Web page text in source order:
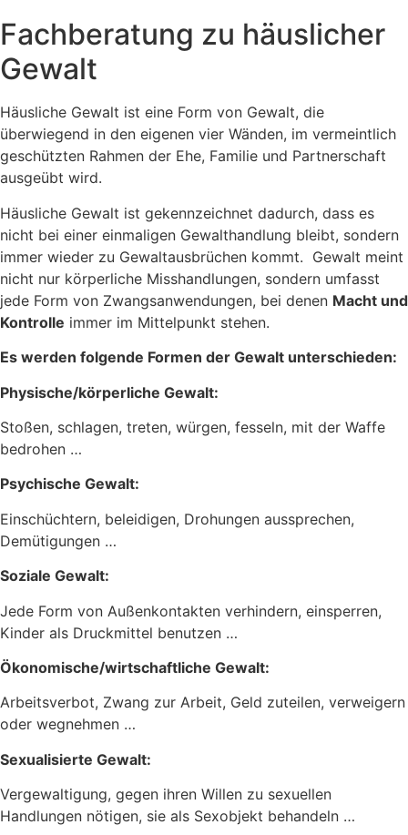
Fachberatung zu häuslicher
Gewalt
Häusliche Gewalt ist eine Form von Gewalt, die
überwiegend in den eigenen vier Wänden, im vermeintlich
geschützten Rahmen der Ehe, Familie und Partnerschaft
ausgeübt wird.
Häusliche Gewalt ist gekennzeichnet dadurch, dass es
nicht bei einer einmaligen Gewalthandlung bleibt, sondern
immer wieder zu Gewaltausbrüchen kommt. Gewalt meint
nicht nur körperliche Misshandlungen, sondern umfasst
jede Form von Zwangsanwendungen, bei denen Macht und
Kontrolle immer im Mittelpunkt stehen.
Es werden folgende Formen der Gewalt unterschieden:
Physische/körperliche Gewalt:
Stoßen, schlagen, treten, würgen, fesseln, mit der Waffe
bedrohen …
Psychische Gewalt:
Einschüchtern, beleidigen, Drohungen aussprechen,
Demütigungen …
Soziale Gewalt:
Jede Form von Außenkontakten verhindern, einsperren,
Kinder als Druckmittel benutzen …
Ökonomische/wirtschaftliche Gewalt:
Arbeitsverbot, Zwang zur Arbeit, Geld zuteilen, verweigern
oder wegnehmen …
Sexualisierte Gewalt:
Vergewaltigung, gegen ihren Willen zu sexuellen
Handlungen nötigen, sie als Sexobjekt behandeln …